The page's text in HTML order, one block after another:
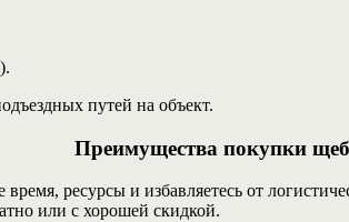
путей на объект.
Преимущества покупки
ресурсы и избавляетесь от
или с хорошей скидкой.